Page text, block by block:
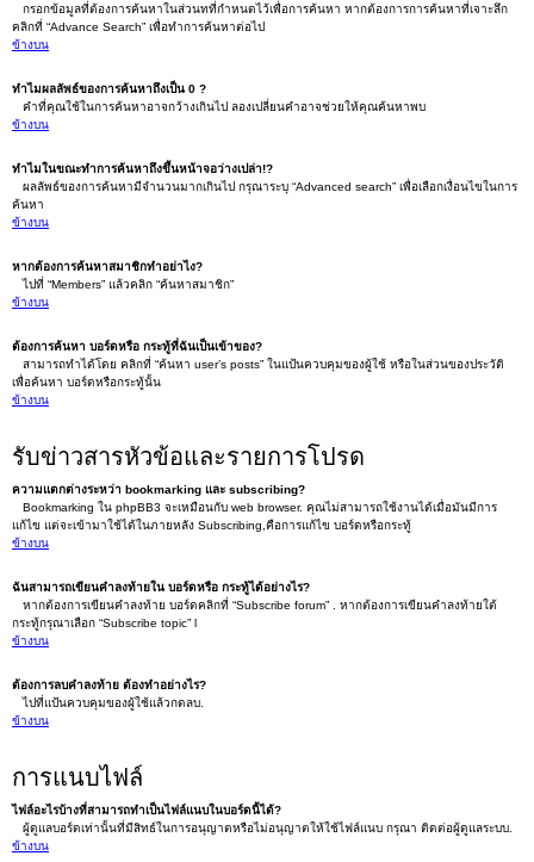
กรอกข้อมูลที่ต้องการค้นหาในส่วนทที่กำหนดไว้เพื่อการค้นหา หากต้องการการค้นหาที่เจาะลึก
คลิกที่ “Advance Search” เพื่อทำการค้นหาต่อไป
ข้างบน
ทำไมผลลัพธ์ของการค้นหาถึงเป็น 0 ?
คำที่คุณใช้ในการค้นหาอาจกว้างเกินไป ลองเปลี่ยนคำอาจช่วยให้คุณค้นหาพบ
ข้างบน
ทำไมในขณะทำการค้นหาถึงขึ้นหน้าจอว่างเปล่า!?
ผลลัพธ์ของการค้นหามีจำนวนมากเกินไป กรุณาระบุ “Advanced search” เพื่อเลือกเงื่อนไขในการ
ค้นหา
ข้างบน
หากต้องการค้นหาสมาชิกทำอย่าไง?
ไปที่ “Members” แล้วคลิก “ค้นหาสมาชิก”
ข้างบน
ต้องการค้นหา บอร์ดหรือ กระทู้ที่ฉันเป็นเข้าของ?
สามารถทำได้โดย คลิกที่ “ค้นหา user’s posts” ในแป้นควบคุมของผู้ใช้ หรือในส่วนของประวัติ
เพื่อค้นหา บอร์ดหรือกระทู้นั้น
ข้างบน
รับข่าวสารหัวข้อและรายการโปรด
ความแตกต่างระหว่า bookmarking และ subscribing?
Bookmarking ใน phpBB3 จะเหมือนกับ web browser. คุณไม่สามารถใช้งานได้เมื่อมันมีการ
แก้ไข แต่จะเข้ามาใช้ได้ในภายหลัง Subscribing,คือการแก้ไข บอร์ดหรือกระทู้
ข้างบน
ฉันสามารถเขียนคำลงท้ายใน บอร์ดหรือ กระทู้ได้อย่างไร?
หากต้องการเขียนคำลงท้าย บอร์ดคลิกที่ “Subscribe forum” . หากต้องการเขียนคำลงท้ายใต้
กระทู้กรุณาเลือก “Subscribe topic” l
ข้างบน
ต้องการลบคำลงท้าย ต้องทำอย่างไร?
ไปที่แป้นควบคุมของผู้ใช้แล้วกดลบ.
ข้างบน
การแนบไฟล์
ไฟล์อะไรบ้างที่สามารถทำเป็นไฟล์แนบในบอร์ดนี้ได้?
ผู้ดูแลบอร์ดเท่านั้นที่มีสิทธ์ในการอนุญาตหรือไม่อนุญาตให้ใช้ไฟล์แนบ กรุณา ติดต่อผู้ดูแลระบบ.
ข้างบน